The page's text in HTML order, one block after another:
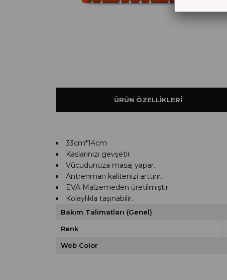
ÜRÜN ÖZELLIKLERI
33cm*14cm
Kaslarınızı gevşetir.
Vücudunuza masaj yapar.
Antrenman kalitenizi arttırır.
EVA Malzemeden üretilmiştir.
Kolaylıkla taşınabilir.
Bakım Talimatları (Genel)
Renk
Web Color